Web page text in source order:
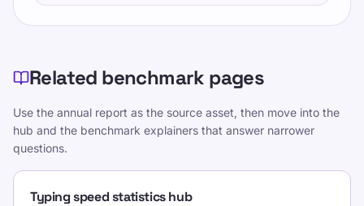
Related benchmark pages
Use the annual report as the source asset, then move into the
hub and the benchmark explainers that answer narrower
questions.
Typing speed statistics hub